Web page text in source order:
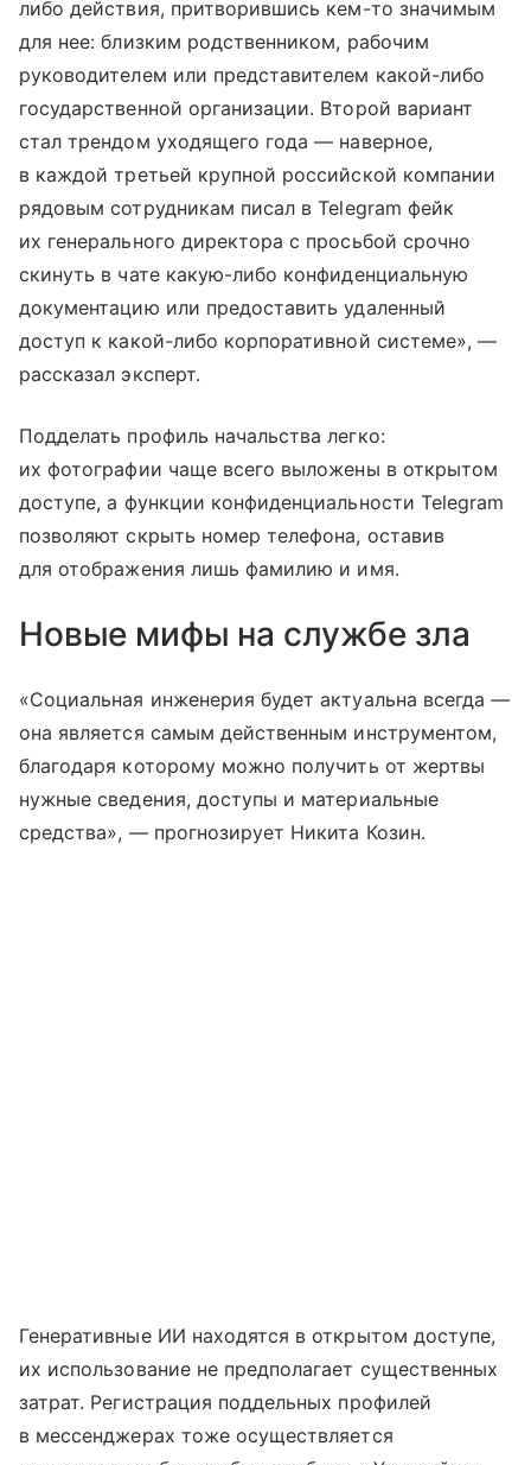
либо действия, притворившись кем-то значимым
для нее: близким родственником, рабочим
руководителем или представителем какой-либо
государственной организации. Второй вариант
стал трендом уходящего года — наверное,
в каждой третьей крупной российской компании
рядовым сотрудникам писал вTelegram фейк
их генерального директора с просьбой срочно
скинуть в чате какую-либо конфиденциальную
документацию или предоставить удаленный
доступ к какой-либо корпоративной системе», —
рассказал эксперт.
Подделать профиль начальства легко:
их фотографии чаще всего выложены в открытом
доступе, а функции конфиденциальности Telegram
позволяют скрыть номер телефона, оставив
для отображения лишь фамилию и имя.
Новые мифы на службе зла
«Социальная инженерия будет актуальна всегда —
она является самым действенным инструментом,
благодаря которому можно получить от жертвы
нужные сведения, доступы и материальные
средства», — прогнозирует Никита Козин.
Генеративные ИИ находятся в открытом доступе,
их использование не предполагает существенных
затрат. Регистрация поддельных профилей
в мессенджерах тоже осуществляется